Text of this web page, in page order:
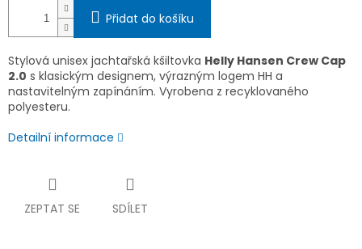
Přidat do košíku
Stylová unisex jachtařská kšiltovka Helly Hansen Crew Cap
2.0 s klasickým designem, výrazným logem HH a
nastavitelným zapínáním. Vyrobena z recyklovaného
polyesteru.
Detailní informace
ZEPTAT SE SDÍLET